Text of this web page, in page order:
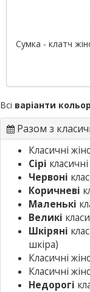
Сумка - клатч
Всі варіанти
Разом з
Класичні
Сірі
Червоні
Коричневі
Маленькі
Великі
Шкіряні
шкіра)
Класичні
Класичні
Недорогі